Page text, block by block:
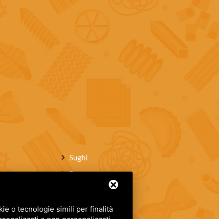
Sughi
Pane
Dolci artigianali
o tecnologie simili per finalità